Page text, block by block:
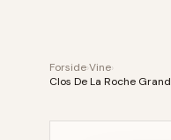
ForsideVine
Clos De La Roche